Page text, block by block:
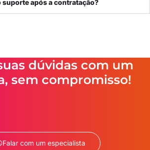
após a contratação?
dúvidas com um
sem compromisso!
Falar com um especialista